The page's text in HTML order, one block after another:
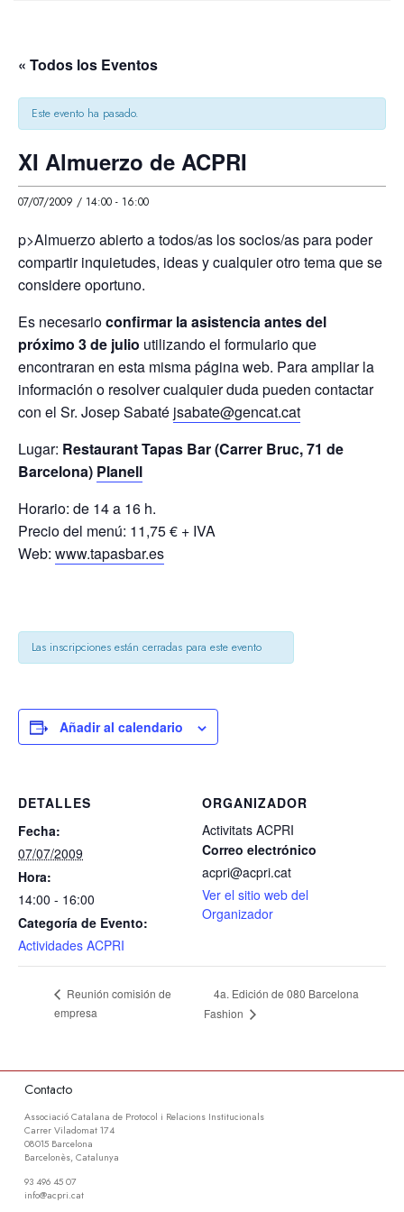
« Todos los Eventos
Este evento ha pasado.
XI Almuerzo de ACPRI
07/07/2009 / 14:00 - 16:00
p>Almuerzo abierto a todos/as los socios/as para poder
compartir inquietudes, ideas y cualquier otro tema que se
considere oportuno.
Es necesarioconfirmar la asistencia antes del
próximo 3 de julio utilizando el formulario que
encontraran en esta misma página web. Para ampliar la
información o resolver cualquier duda pueden contactar
con el Sr. Josep Sabaté jsabate@gencat.cat
Lugar: Restaurant Tapas Bar(Carrer Bruc, 71 de
Barcelona) Planell
Horario: de 14 a 16 h.
Precio del menú: 11,75 € + IVA
Web: www.tapasbar.es
Las inscripciones están cerradas para este evento
Añadir al calendario
DETALLES
Fecha:
07/07/2009
Hora:
14:00 - 16:00
Categoría de Evento:
Actividades ACPRI
ORGANIZADOR
Activitats ACPRI
Correo electrónico
acpri@acpri.cat
Ver el sitio web del
Organizador
Reunión comisión de
empresa
4a. Edición de 080 Barcelona
Fashion
Contacto
Associació Catalana de Protocol i Relacions Institucionals
Carrer Viladomat 174
08015 Barcelona
Barcelonès, Catalunya
93 496 45 07
info@acpri.cat